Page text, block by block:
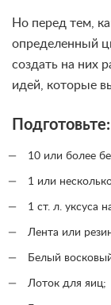
Но перед тем,
определенный
создать на них
идей, которые
Подготовьте:
10 или более
1 или
1 ст. л. уксуса
Лента или
Белый
Лоток для яиц;